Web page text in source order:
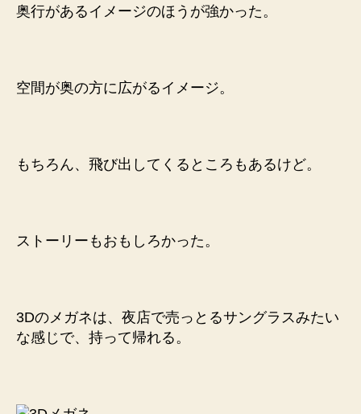
奥行があるイメージのほうが強かった。
空間が奥の方に広がるイメージ。
もちろん、飛び出してくるところもあるけど。
ストーリーもおもしろかった。
3Dのメガネは、夜店で売っとるサングラスみたい
な感じで、持って帰れる。